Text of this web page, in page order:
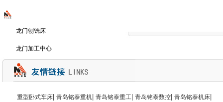
龙门刨铣床
龙门加工中心
重型卧式车床| 青岛铭泰重机| 青岛铭泰重工| 青岛铭泰数控| 青岛铭泰机床|